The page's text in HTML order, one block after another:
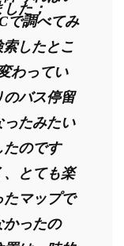
た；
で調べてみ
索したとこ
わってい
のバス停留
ったみたい
たのです
、とても楽
たマップで
かったの